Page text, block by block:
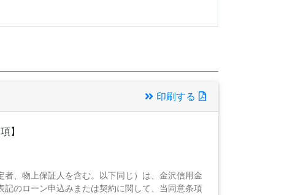
印刷する
】
、物上保証人を含む。以下同じ）は、金沢信用金
のローン申込みまたは契約に関して、当同意条項